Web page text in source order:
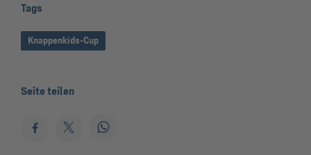
Tags
Knappenkids-Cup
Seite teilen